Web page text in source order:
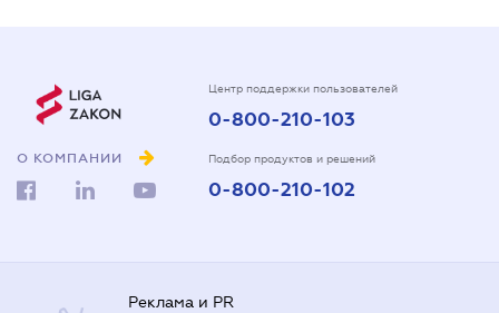
О КОМПАНИИ
Центр поддержки пользователей
0-800-210-103
Подбор продуктов и решений
0-800-210-102
Реклама и PR